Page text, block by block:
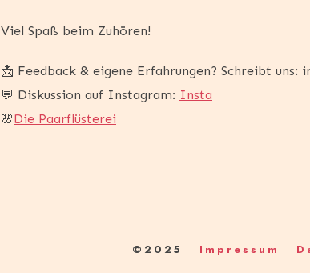
Viel Spaß beim Zuhören!
📩 Feedback & eigene Erfahrungen? Schreibt uns:
💬 Diskussion auf Instagram: Insta
🌸Die Paarflüsterei
©2025 Impressum